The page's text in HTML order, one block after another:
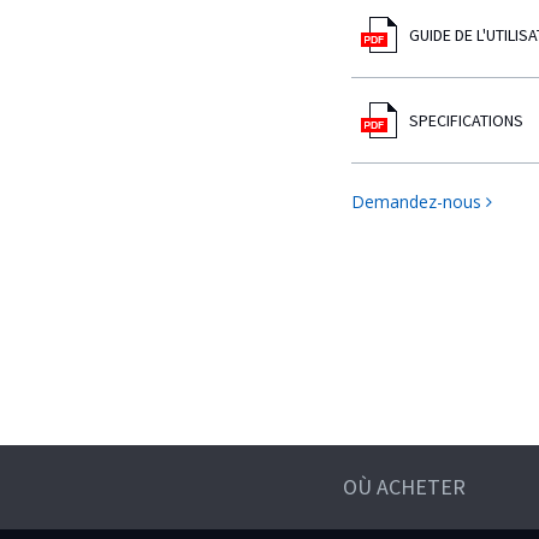
GUIDE DE
SPECIFICATIONS
Demandez-nous
OÙ ACHETER